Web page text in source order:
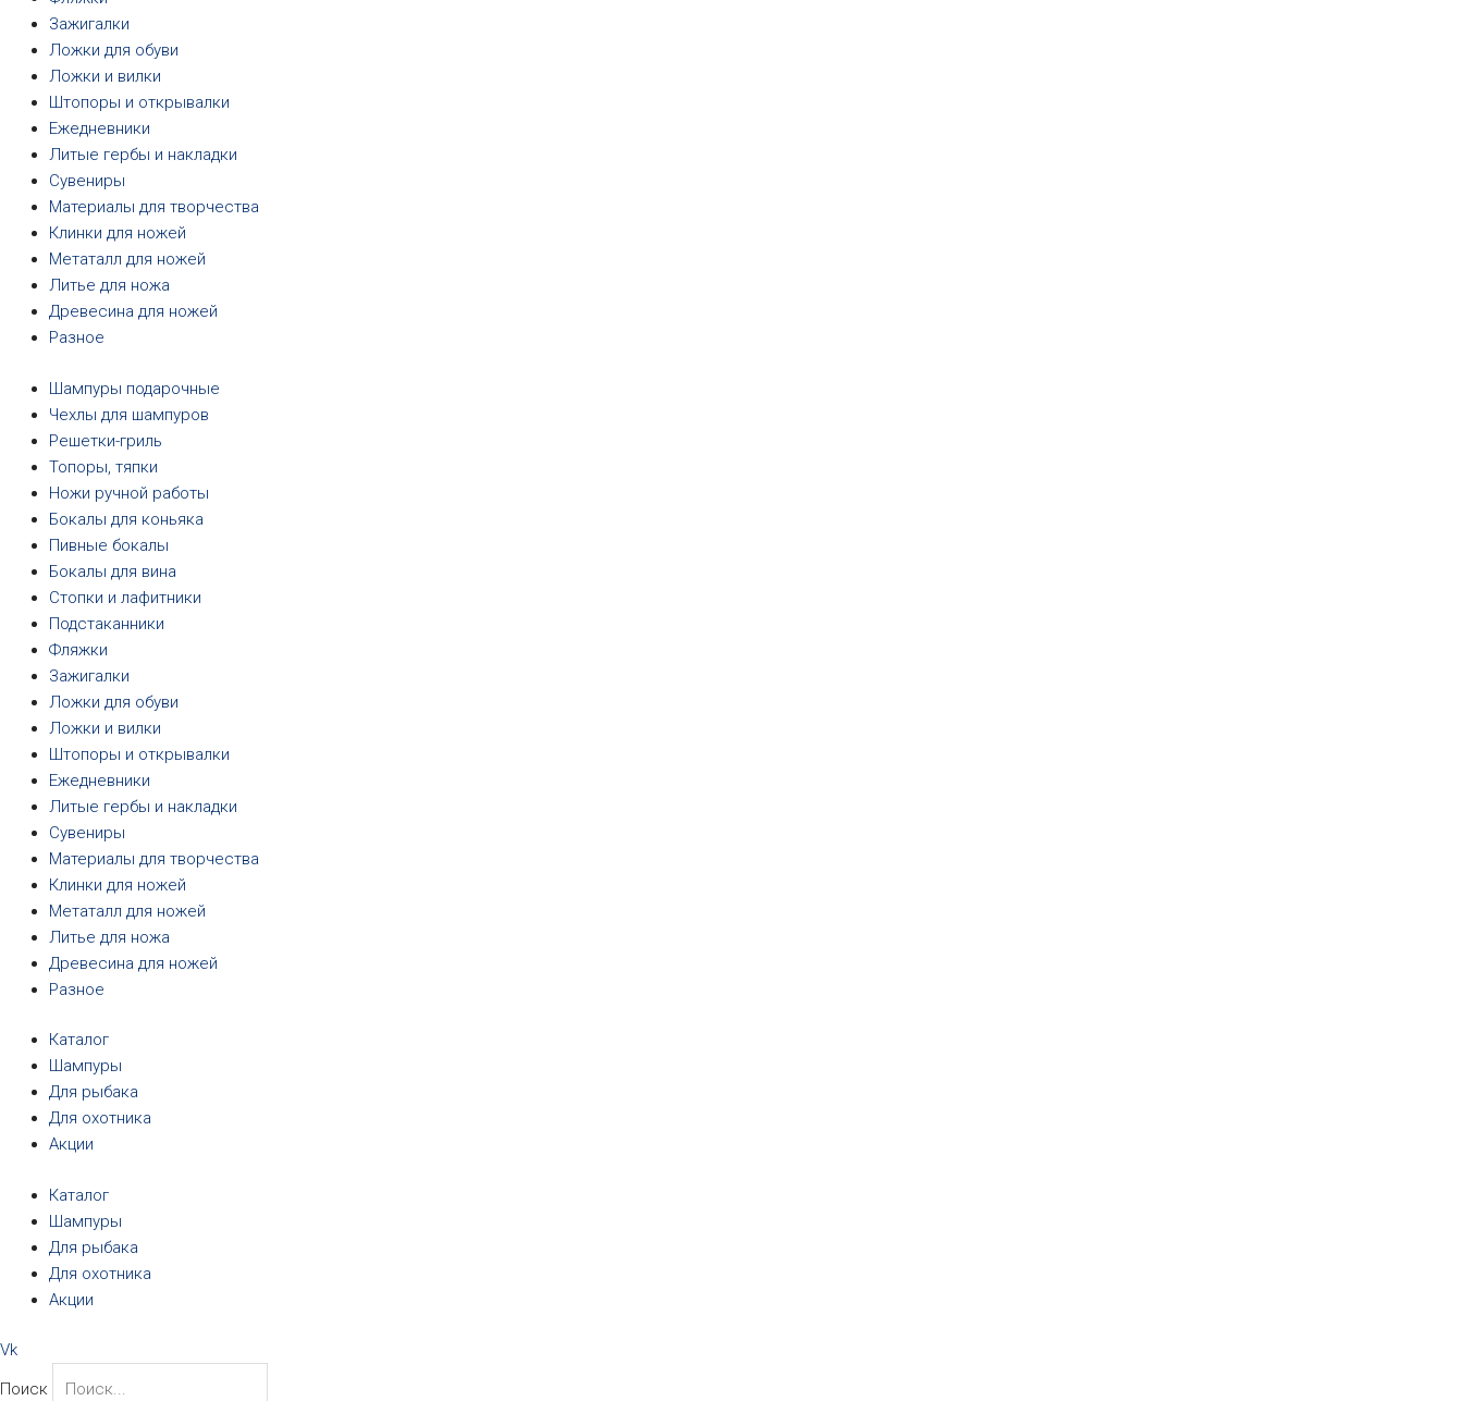
Зажигалки
Ложки для обуви
Ложки и вилки
Штопоры и открывалки
Ежедневники
Литые гербы и накладки
Сувениры
Материалы для творчества
Клинки для ножей
Метаталл для ножей
Литье для ножа
Древесина для ножей
Разное
Шампуры подарочные
Чехлы для шампуров
Решетки-гриль
Топоры, тяпки
Ножи ручной работы
Бокалы для коньяка
Пивные бокалы
Бокалы для вина
Стопки и лафитники
Подстаканники
Фляжки
Зажигалки
Ложки для обуви
Ложки и вилки
Штопоры и открывалки
Ежедневники
Литые гербы и накладки
Сувениры
Материалы для творчества
Клинки для ножей
Метаталл для ножей
Литье для ножа
Древесина для ножей
Разное
Каталог
Шампуры
Для рыбака
Для охотника
Акции
Каталог
Шампуры
Для рыбака
Для охотника
Акции
Vk
Поиск